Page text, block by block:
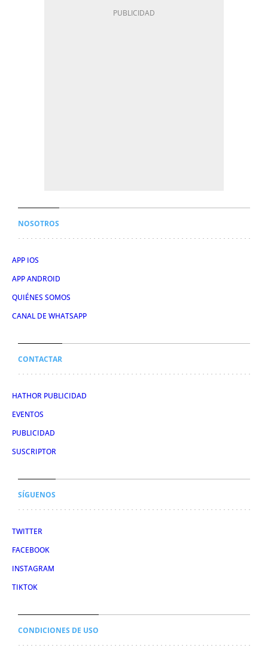
NOSOTROS
APP IOS
APP ANDROID
QUIÉNES SOMOS
CANAL DE WHATSAPP
CONTACTAR
HATHOR PUBLICIDAD
EVENTOS
PUBLICIDAD
SUSCRIPTOR
SÍGUENOS
TWITTER
FACEBOOK
INSTAGRAM
TIKTOK
CONDICIONES DE USO